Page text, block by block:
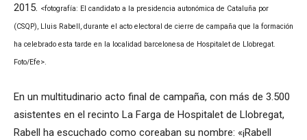
2015. <fotografía: El candidato a la presidencia autonómica de Cataluña por
(CSQP), Lluis Rabell, durante el acto electoral de cierre de campaña que la formación
ha celebrado esta tarde en la localidad barcelonesa de Hospitalet de Llobregat.
Foto/Efe>.
En un multitudinario acto final de campaña, con más de 3.500
asistentes en el recinto La Farga de Hospitalet de Llobregat,
Rabell ha escuchado como coreaban su nombre: «¡Rabell